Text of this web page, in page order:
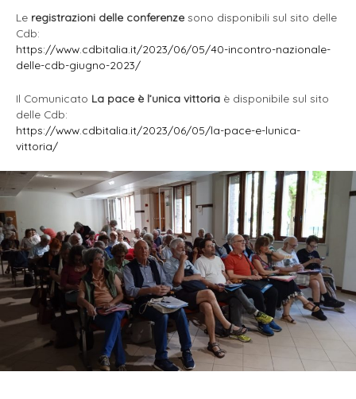
Le registrazioni delle conferenze sono disponibili sul sito delle
Cdb:
https://www.cdbitalia.it/2023/06/05/40-incontro-nazionale-
delle-cdb-giugno-2023/
Il Comunicato La pace è l’unica vittoria è disponibile sul sito
delle Cdb:
https://www.cdbitalia.it/2023/06/05/la-pace-e-lunica-
vittoria/